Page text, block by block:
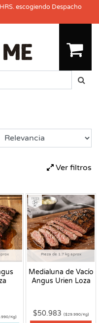
escogiendo Despacho
Ver filtros
Kg)
Pieza de 1.7 kg aprox
Medialuna de Vacío
Angus Urien Loza
Fresco
$50.983 ($29.990/Kg)